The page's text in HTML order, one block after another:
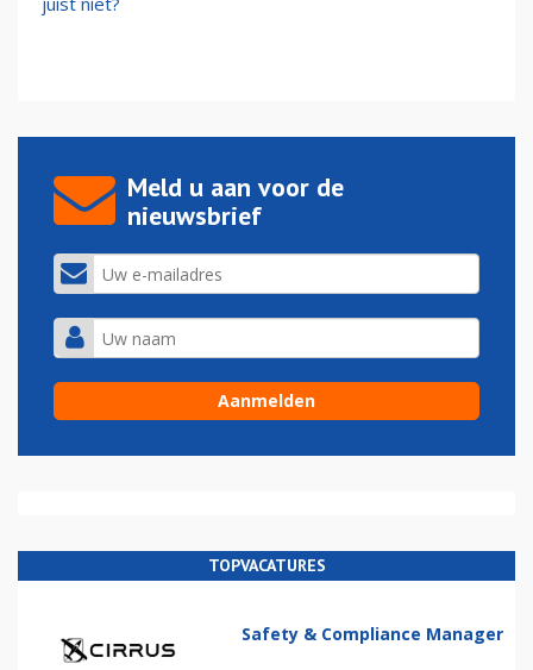
Meld u aan voor de
nieuwsbrief
TOPVACATURES
Safety & Compliance Manager